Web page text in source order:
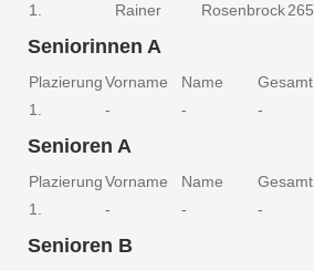
1.
Rainer Rosenbrock265
Seniorinnen A
PlazierungVorname Name
Gesamt
1.
- - -
Senioren A
PlazierungVorname Name
Gesamt
1.
- - -
Senioren B